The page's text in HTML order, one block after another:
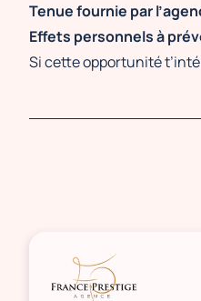
Tenue fournie par
Effets personnels à
Si cette opportunité